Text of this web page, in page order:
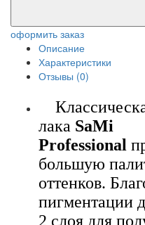
оформить заказ
Описание
Характеристики
Отзывы (0)
лака SaMi
Professional
большую
оттенков.
пигментации
2 слоя для